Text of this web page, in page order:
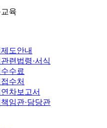
육
도안내
련법령·서식
수료
수처
차보고서
임관·담당관